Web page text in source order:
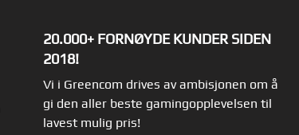
20.000+ FORNØYDE KUNDER SIDEN
2018!
Vi i Greencom drives av ambisjonen om å
gi den aller beste gamingopplevelsen til
lavest mulig pris!